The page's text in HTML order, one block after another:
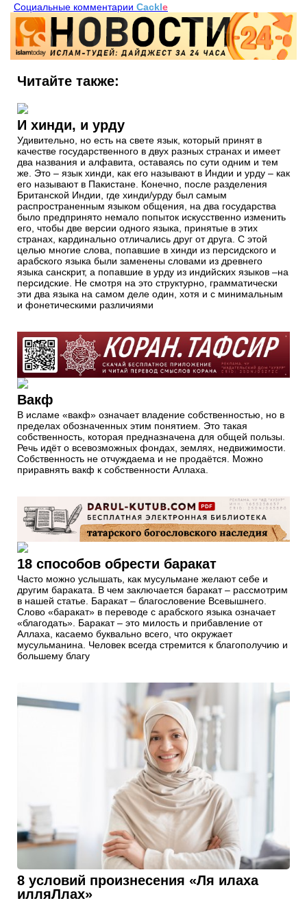
Социальные комментарии Cackle
Читайте также:
И хинди, и урду
Удивительно, но есть на свете язык, который принят в
качестве государственного в двух разных странах и имеет
два названия и алфавита, оставаясь по сути одним и тем
же. Это – язык хинди, как его называют в Индии и урду – как
его называют в Пакистане. Конечно, после разделения
Британской Индии, где хинди/урду был самым
распространенным языком общения, на два государства
было предпринято немало попыток искусственно изменить
его, чтобы две версии одного языка, принятые в этих
странах, кардинально отличались друг от друга. С этой
целью многие слова, попавшие в хинди из персидского и
арабского языка были заменены словами из древнего
языка санскрит, а попавшие в урду из индийских языков –на
персидские. Не смотря на это структурно, грамматически
эти два языка на самом деле один, хотя и с минимальным
и фонетическими различиями
Вакф
В исламе «вакф» означает владение собственностью, но в
пределах обозначенных этим понятием. Это такая
собственность, которая предназначена для общей пользы.
Речь идёт о всевозможных фондах, землях, недвижимости.
Собственность не отчуждаема и не продаётся. Можно
приравнять вакф к собственности Аллаха.
18 способов обрести баракат
Часто можно услышать, как мусульмане желают себе и
другим бараката. В чем заключается баракат – рассмотрим
в нашей статье. Баракат – благословение Всевышнего.
Слово «баракат» в переводе с арабского языка означает
«благодать». Баракат – это милость и прибавление от
Аллаха, касаемо буквально всего, что окружает
мусульманина. Человек всегда стремится к благополучию и
большему благу
8 условий произнесения «Ля илаха
илляЛлах»